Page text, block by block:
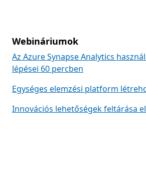
Webináriumok
Az Azure Synapse Analytics
lépései 60 percben
Egységes elemzési platform
Innovációs lehetőségek feltárása